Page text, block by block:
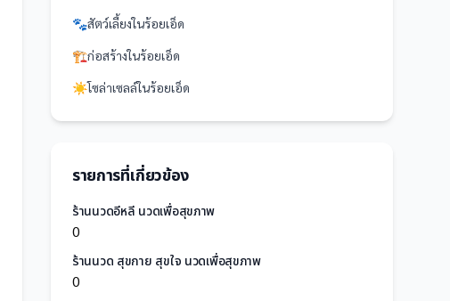
🐾สัตว์เลี้ยงในร้อยเอ็ด
🏗️ก่อสร้างในร้อยเอ็ด
☀️โซล่าเซลล์ในร้อยเอ็ด
รายการที่เกี่ยวข้อง
ร้านนวดอีหลี นวดเพื่อสุขภาพ
0
ร้านนวด สุขกาย สุขใจ นวดเพื่อสุขภาพ
0